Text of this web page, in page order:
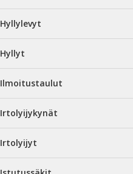
Hyllylevyt
Hyllyt
Ilmoitustaulut
Irtolyijykynät
Irtolyijyt